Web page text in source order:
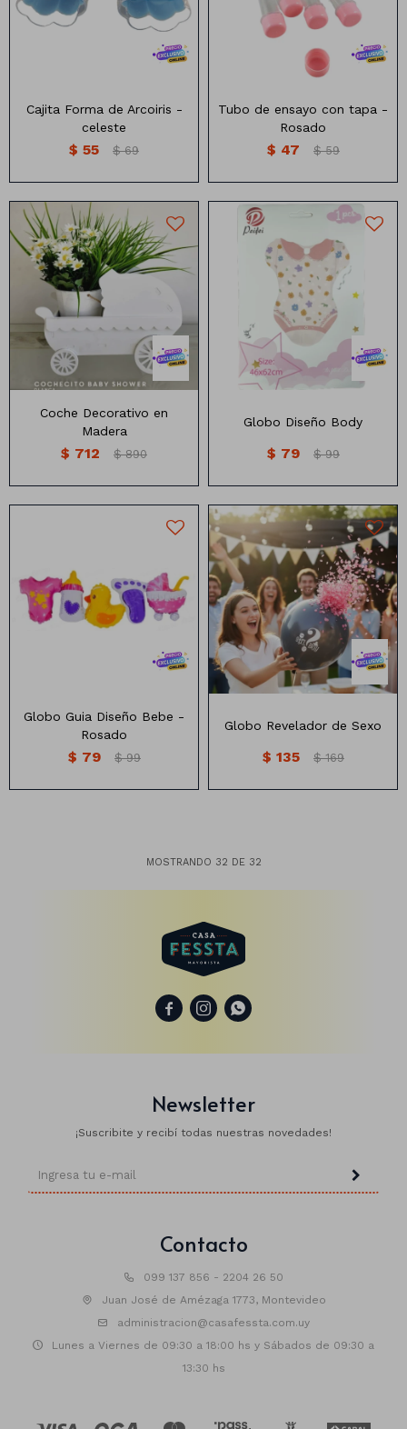
Cajita Forma de Arcoiris -
celeste
$ 55 $ 69
Tubo de ensayo con tapa -
Rosado
$ 47 $ 59
Coche decorativo Blanco en
madera
Coche Decorativo en
Madera
$ 712 $ 890
Globo Diseño Body
$ 79 $ 99
Globo Guia Diseño Bebe -
Rosado
$ 79 $ 99
Globo Negro con confetti.
Tamaño 35"
Globo Revelador de Sexo
$ 135 $ 169
MOSTRANDO 32 DE 32
  
Contacto
099 137 856 - 2204 26 50
Juan José de Amézaga 1773, Montevideo
administracion@casafessta.com.uy
Lunes a Viernes de 09:30 a 18:00 hs y Sábados de 09:30 a
13:30 hs
Newsletter
¡Suscribite y recibí todas nuestras novedades!